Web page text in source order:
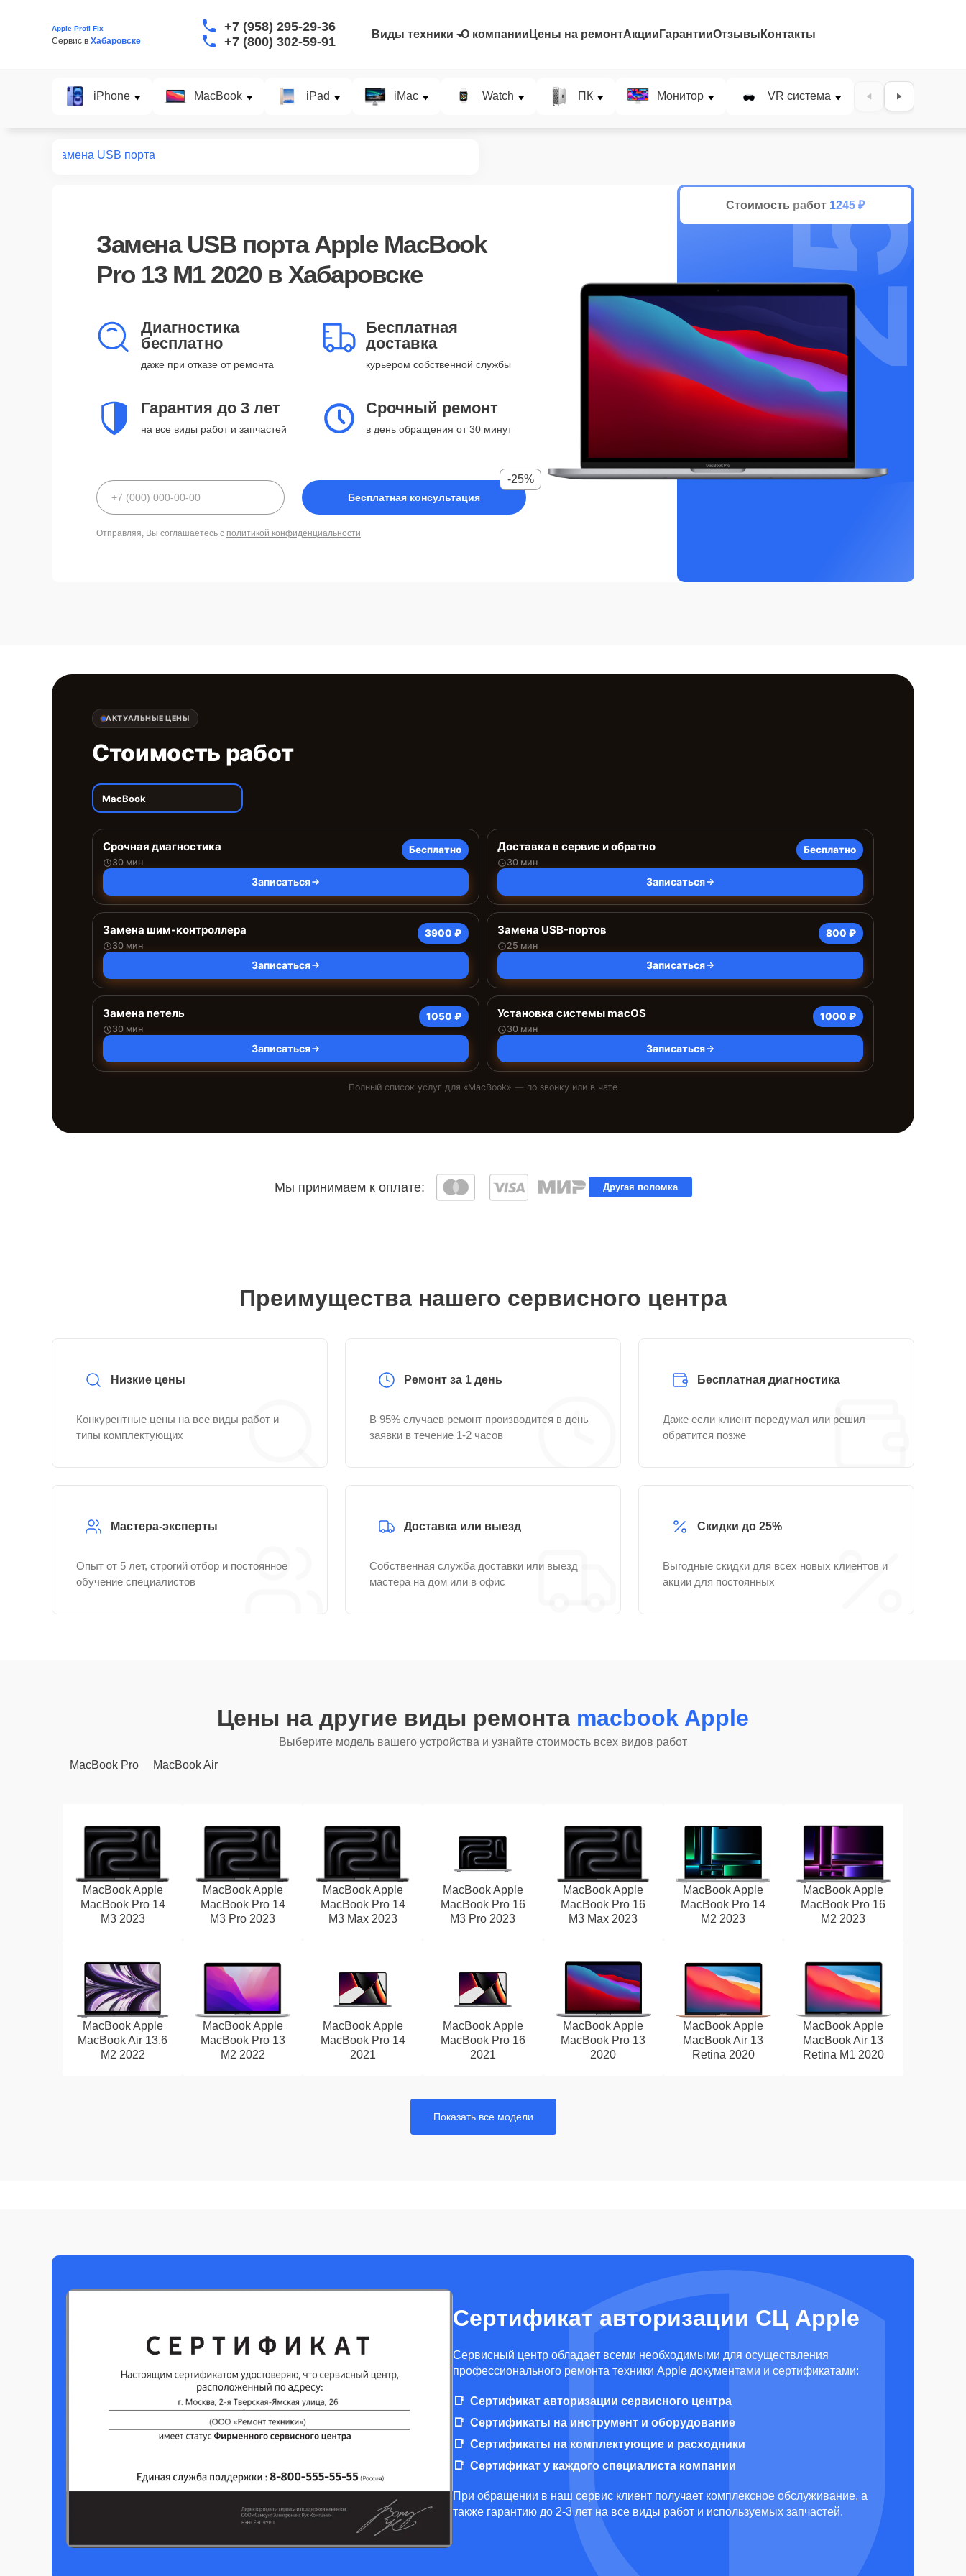
Apple Profi Fix
Сервис в Хабаровске
+7 (958) 295-29-36
+7 (800) 302-59-91
Виды техники О компании Цены на ремонтАкции ГарантииОтзывы Контакты
iPhone MacBook iPad iMac Watch ПК Монитор VR система Наушники
Замена USB порта
Замена USB порта Apple MacBook
Pro 13 M1 2020 в Хабаровске
Диагностика
бесплатно
даже при отказе от ремонта
Бесплатная
доставка
курьером собственной службы
Гарантия до 3 лет
на все виды работ и запчастей
Срочный ремонт
в день обращения от 30 минут
Бесплатная консультация
-25%
Отправляя, Вы соглашаетесь с политикой конфиденциальности
Стоимость работ 1245 ₽
25%
АКТУАЛЬНЫЕ ЦЕНЫ
Стоимость работ
MacBook
Срочная диагностика
30 мин
Бесплатно
Записаться
Доставка в сервис и обратно
30 мин
Бесплатно
Записаться
Замена шим-контроллера
30 мин
3900 ₽
Записаться
Замена USB-портов
25 мин
800 ₽
Записаться
Замена петель
30 мин
1050 ₽
Записаться
Установка системы macOS
30 мин
1000 ₽
Записаться
Полный список услуг для «MacBook» — по звонку или в чате
Мы принимаем к оплате: Другая поломка
Преимущества нашего сервисного центра
Низкие цены
Конкурентные цены на все виды работ и
типы комплектующих
Ремонт за 1 день
В 95% случаев ремонт производится в день
заявки в течение 1-2 часов
Бесплатная диагностика
Даже если клиент передумал или решил
обратится позже
Мастера-эксперты
Опыт от 5 лет, строгий отбор и постоянное
обучение специалистов
Доставка или выезд
Собственная служба доставки или выезд
мастера на дом или в офис
Скидки до 25%
Выгодные скидки для всех новых клиентов и
акции для постоянных
Цены на другие виды ремонта macbook Apple
Выберите модель вашего устройства и узнайте стоимость всех видов работ
MacBook Pro
MacBook Air
MacBook Apple
MacBook Pro 14
M3 2023
MacBook Apple
MacBook Pro 14
M3 Pro 2023
MacBook Apple
MacBook Pro 14
M3 Max 2023
MacBook Apple
MacBook Pro 16
M3 Pro 2023
MacBook Apple
MacBook Pro 16
M3 Max 2023
MacBook Apple
MacBook Pro 14
M2 2023
MacBook Apple
MacBook Pro 16
M2 2023
MacBook Apple
MacBook Air 13.6
M2 2022
MacBook Apple
MacBook Pro 13
M2 2022
MacBook Apple
MacBook Pro 14
2021
MacBook Apple
MacBook Pro 16
2021
MacBook Apple
MacBook Pro 13
2020
MacBook Apple
MacBook Air 13
Retina 2020
MacBook Apple
MacBook Air 13
Retina M1 2020
Показать все модели
Сертификат авторизации СЦ Apple
Cервисный центр обладает всеми необходимыми для осуществления
профессионального ремонта техники Apple документами и сертификатами:
Сертификат авторизации сервисного центра
Сертификаты на инструмент и оборудование
Сертификаты на комплектующие и расходники
Сертификат у каждого специалиста компании
При обращении в наш сервис клиент получает комплексное обслуживание, а
также гарантию до 2-3 лет на все виды работ и используемых запчастей.